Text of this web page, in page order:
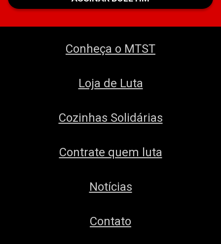
Conheça o MTST
Loja de Luta
Cozinhas Solidárias
Contrate quem luta
Notícias
Contato